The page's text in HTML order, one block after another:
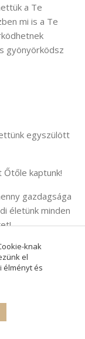
a Te
mi is a Te
gyönyörködsz
egyszülött
Őtőle kaptunk!
gazdagsága
életünk minden
nemcsak
ürességére”,
hogy betölts
állíts
knak
el
élményt és